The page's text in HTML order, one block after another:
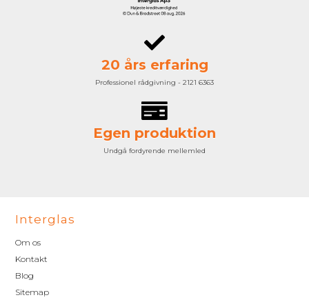
20 års erfaring
Professionel rådgivning - 2121 6363
Egen produktion
Undgå fordyrende mellemled
Interglas
Om os
Kontakt
Blog
Sitemap